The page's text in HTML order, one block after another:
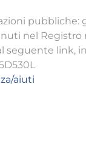
nel Registro
seguente
aiuti